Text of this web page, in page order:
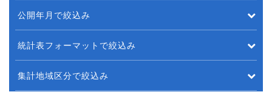
公開年月で絞込み
統計表フォーマットで絞込み
集計地域区分で絞込み